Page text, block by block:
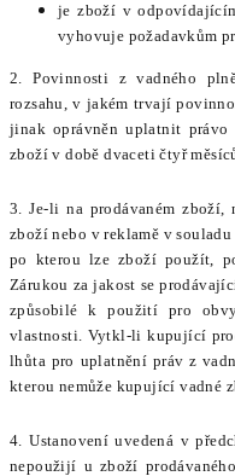
je zboží v
vyhovuje požadavkům
2. Povinnosti z vadného
rozsahu, v jakém trvají
jinak oprávněn uplatnit právo
zboží v době dvaceti čtyř
3. Je-li na prodávaném
zboží nebo v reklamě v
po kterou lze zboží použít,
Zárukou za jakost se
způsobilé k použití pro
vlastnosti. Vytkl-li kupující
lhůta pro uplatnění práv z
kterou nemůže kupující vadné
4. Ustanovení uvedená v
nepoužijí u zboží